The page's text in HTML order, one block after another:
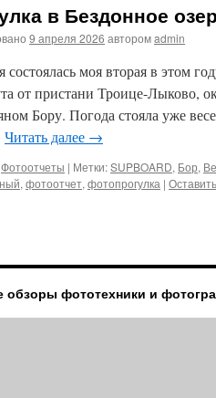
в Бездонное
9 апреля 2026 авторомadmin
состоялась моя вторая в этом
от пристани Троице-Лыково,
Бору. Погода стояла уже
Читать далее →
Фотоотчеты | Метки:SUPBOARD, Бор,
, фотоотчет, фотопрогулка |
обзоры фототехники и